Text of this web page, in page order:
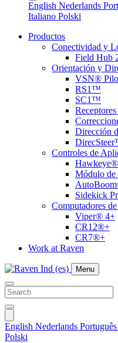
English Nederlands
Italiano Polski
Productos
Conectividad y
Field Hub
Orientación y
VSN®
RS1™
SC1™
Dirección
Controles de
Módulo de
Sidekick
Computadores
Viper® 4+
CR12®+
CR7®+
Work at Raven
Menu
English Nederlands Português
Polski